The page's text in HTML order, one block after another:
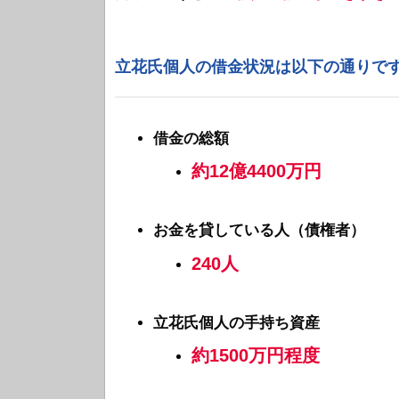
立花氏個人の借金状況は以下の通りで
借金の総額
約12億4400万円
お金を貸している人（債権者）
240人
立花氏個人の手持ち資産
約1500万円程度